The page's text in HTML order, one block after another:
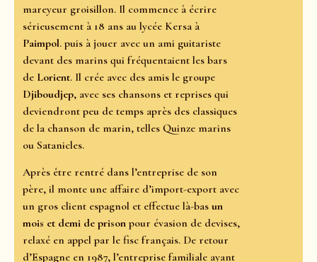
mareyeur groisillon. Il commence à écrire
sérieusement à 18 ans au lycée Kersa à
Paimpol. puis à jouer avec un ami guitariste
devant des marins qui fréquentaient les bars
de Lorient. Il crée avec des amis le groupe
Djiboudjep, avec ses chansons et reprises qui
deviendront peu de temps après des classiques
de la chanson de marin, telles Quinze marins
ou Satanicles.
Après être rentré dans l’entreprise de son
père, il monte une affaire d’import-export avec
un gros client espagnol et effectue là-bas un
mois et demi de prison pour évasion de devises,
relaxé en appel par le fisc français. De retour
d’Espagne en 1987, l’entreprise familiale ayant